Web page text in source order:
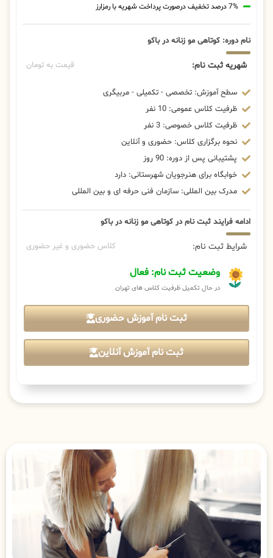
7% درصد تخفیف درصورت پرداخت شهریه با رمزارز
نام دوره: کوتاهی مو زنانه در باکو
شهریه ثبت نام: قیمت به تومان
سطح آموزش: تخصصی - تکمیلی - مربیگری
ظرفیت کلاس عمومی: 10 نفر
ظرفیت کلاس خصوصی: 3 نفر
نحوه برگزاری کلاس: حضوری و آنلاین
پشتیبانی پس از دوره: 90 روز
خوابگاه برای هنرجویان شهرستانی: دارد
مدرک بین المللی: سازمان فنی حرفه ای و بین المللی
ادامه فرایند ثبت نام در کوتاهی مو زنانه در باکو
شرایط ثبت نام: کلاس حضوری و غیر حضوری
وضعیت ثبت نام: فعال
در حال تکمیل ظرفیت کلاس های تهران
ثبت نام آموزش حضوری
ثبت نام آموزش آنلاین